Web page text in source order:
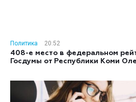
Политика
20:52
408-е место в федеральном
Госдумы от Республики Коми